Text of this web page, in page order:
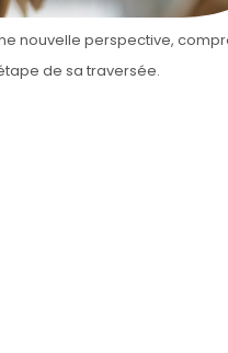
nouvelle perspective,
de sa traversée.